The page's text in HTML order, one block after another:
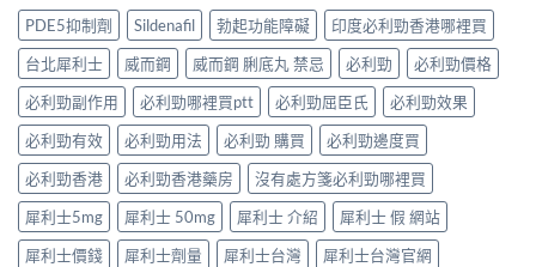
孕
男
性
必
讀〉
中
醫
學
真
相
大
公
開〉
中
20〉
中
凍
威
嘅
速
效
話
術
要
打
折
讀〉
中
食
先
有
效？
冇
效
嘅
原
因
逐
個
捉
——
PDE5抑制劑 Sildenafil 勃起功能障礙
印度必利勁香港哪裡買
台北犀利士
威而鋼 威而鋼 脷底丸 禁忌 必利勁
必利勁價格
必利勁副作用
必利勁哪裡買ptt 必利勁屈臣氏
必利勁效果
必利勁有效
必利勁用法 必利勁 購買
必利勁邊度買
必利勁香港
必利勁香港藥房
沒有處方箋必利勁哪裡買
犀利士5mg
犀利士 50mg 犀利士 介紹
犀利士 假 網站
犀利士價錢
犀利士劑量 犀利士台灣
犀利士台灣官網